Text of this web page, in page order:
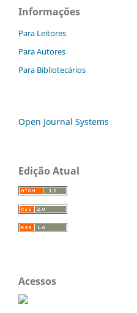
Informações
Para Leitores
Para Autores
Para Bibliotecários
Open Journal Systems
Edição Atual
Acessos